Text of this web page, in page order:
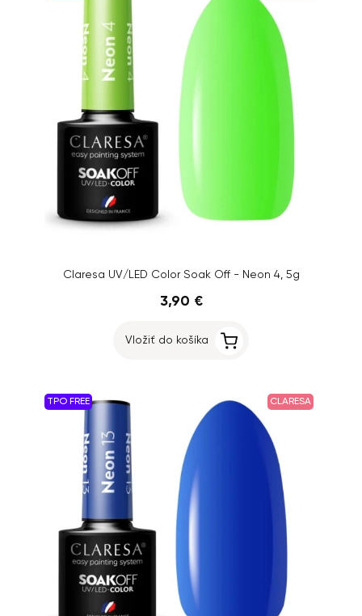
Claresa UV/LED Color Soak Off - Neon 4, 5g
3,90 €
Vložiť do košíka
TPO FREE CLARESA